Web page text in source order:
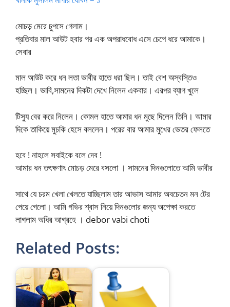
মোচড় মেরে চুপসে গেলাম।
প্রতিবার মাল আউট হবার পর এক অপরাধবোধ এসে চেপে ধরে আমাকে।
সেবার
মাল আউট করে ধন লতা ভাবীর হাতে ধরা ছিল। তাই বেশ অস্বস্তিও
হচ্ছিল। ভাবি,সামনের দিকটা দেখে নিলেন একবার। এরপর ব্যাগ খুলে
টিস্যু বের করে নিলেন। কোমল হাতে আমার ধন মুছে দিলেন তিনি। আমার
দিকে তাকিয়ে মুচকি হেসে বললেন। পরের বার আমার মুখের ভেতর ফেলতে
হবে ! নাহলে সবাইকে বলে দেব !
আমার ধন তৎক্ষণাৎ মোচড় মেরে বসলো । সামনের দিনগুলোতে আমি ভাবীর
সাথে যে চরম খেলা খেলতে যাচ্ছিলাম তার আভাস আমার অবচেতন মন টের
পেয়ে গেলো। আমি গভির শ্বাস নিয়ে দিনগুলোর জন্য অপেক্ষা করতে
লাগলাম অধির আগ্রহে । debor vabi choti
Related Posts: